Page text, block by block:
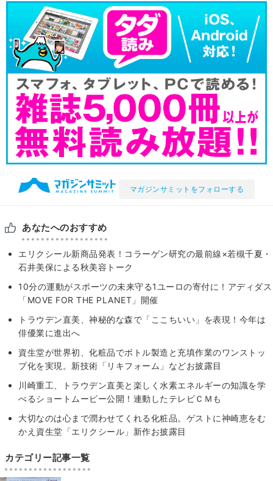
マガジンサミットをフォローする
あなたへのおすすめ
エリクシール新商品発表！コラーゲン研究の最前線×若槻千夏・
石井美保による秋美容トーク
10分の運動がスポーツの未来守る1ユーロの寄付に！アディダス
「MOVE FOR THE PLANET」開催
トラウデン直美、神秘的な森で「ここちいい」を表現！今年は
俳優業に進出へ
資生堂が世界初、化粧品でボトル製造と充填作業のワンストッ
プ化を実現。新技術「リキフォーム」などお披露目
川崎重工、トラウデン直美と楽しく水素エネルギーの知識を学
べるショートムービー公開！連動したテレビＣＭも
大切なのは心まで潤わせてくれる化粧品。ゲストに神崎恵をむ
かえ資生堂「エリクシール」新作お披露目
カテゴリー記事一覧